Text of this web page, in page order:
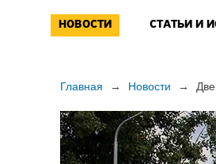
НОВОСТИ СТАТЬИ И
Главная → Новости →